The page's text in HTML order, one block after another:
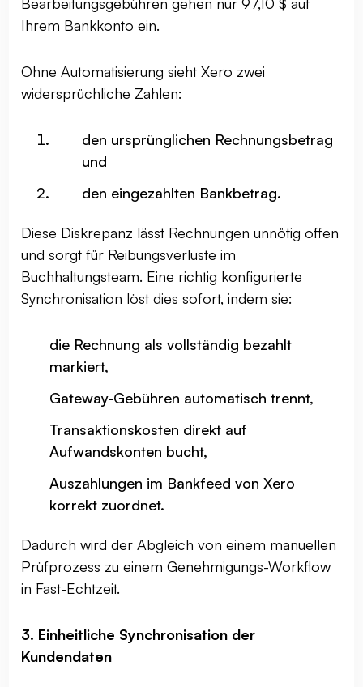
Ihrem Bankkonto ein.
Ohne Automatisierung sieht Xero zwei
widersprüchliche Zahlen:
den ursprünglichen Rechnungsbetrag
und
den eingezahlten Bankbetrag.
Diese Diskrepanz lässt Rechnungen unnötig offen
und sorgt für Reibungsverluste im
Buchhaltungsteam. Eine richtig konfigurierte
Synchronisation löst dies sofort, indem sie:
die Rechnung als vollständig bezahlt
markiert,
Gateway-Gebühren automatisch trennt,
Transaktionskosten direkt auf
Aufwandskonten bucht,
Auszahlungen im Bankfeed von Xero
korrekt zuordnet.
Dadurch wird der Abgleich von einem manuellen
Prüfprozess zu einem Genehmigungs-Workflow
in Fast-Echtzeit.
3. Einheitliche Synchronisation der
Kundendaten